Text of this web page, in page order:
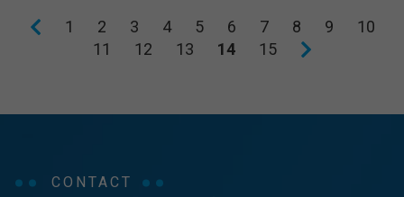
1 2 3 4 5 6 7 8 9
10
11
12 13 14 15
CONTACT